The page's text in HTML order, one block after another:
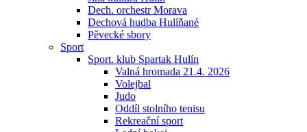
Dech. orchestr Morava
Dechová hudba Hulíňané
Pěvecké sbory
Sport
Sport. klub Spartak Hulín
Valná hromada 21.4. 2026
Volejbal
Judo
Oddíl stolního tenisu
Rekreační sport